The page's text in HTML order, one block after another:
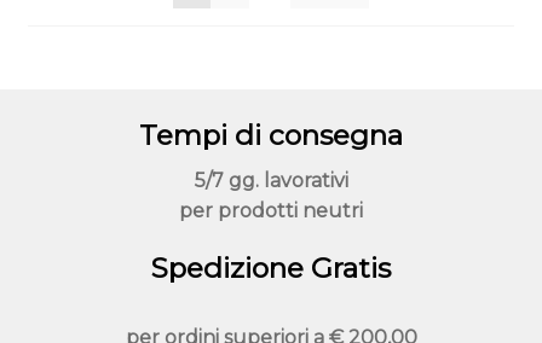
Tempi di consegna
5/7 gg. lavorativi
per prodotti neutri
Spedizione Gratis
per ordini superiori a € 200,00